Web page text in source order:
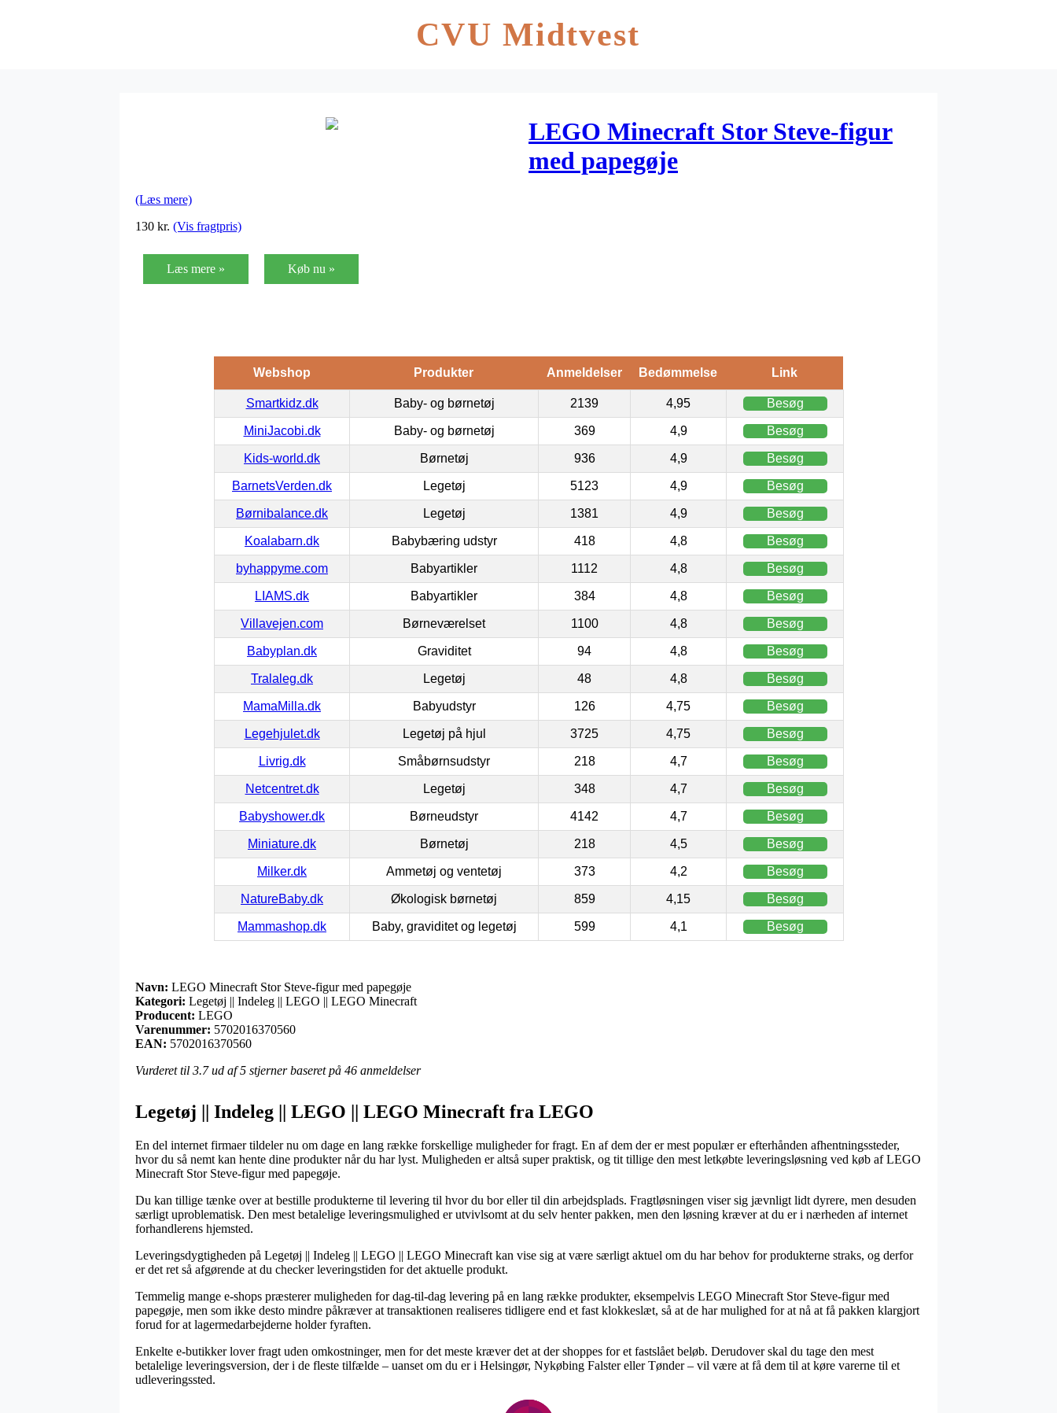
CVU Midtvest
LEGO Minecraft Stor Steve-figur
med papegøje
(Læs mere)
130 kr. (Vis fragtpris)
Læs mere » Køb nu »
Webshop Produkter Anmeldelser Bedømmelse Link
Smartkidz.dk Baby- og børnetøj 2139 4,95 Besøg
MiniJacobi.dk Baby- og børnetøj 369 4,9 Besøg
Kids-world.dk Børnetøj 936 4,9 Besøg
BarnetsVerden.dk Legetøj 5123 4,9 Besøg
Børnibalance.dk Legetøj 1381 4,9 Besøg
Koalabarn.dk Babybæring udstyr 418 4,8 Besøg
byhappyme.com Babyartikler 1112 4,8 Besøg
LIAMS.dk Babyartikler 384 4,8 Besøg
Villavejen.com Børneværelset 1100 4,8 Besøg
Babyplan.dk Graviditet 94 4,8 Besøg
Tralaleg.dk Legetøj 48 4,8 Besøg
MamaMilla.dk Babyudstyr 126 4,75 Besøg
Legehjulet.dk Legetøj på hjul 3725 4,75 Besøg
Livrig.dk Småbørnsudstyr 218 4,7 Besøg
Netcentret.dk Legetøj 348 4,7 Besøg
Babyshower.dk Børneudstyr 4142 4,7 Besøg
Miniature.dk Børnetøj 218 4,5 Besøg
Milker.dk Ammetøj og ventetøj 373 4,2 Besøg
NatureBaby.dk Økologisk børnetøj 859 4,15 Besøg
Mammashop.dk Baby, graviditet og legetøj 599 4,1 Besøg
Navn: LEGO Minecraft Stor Steve-figur med papegøje
Kategori: Legetøj || Indeleg || LEGO || LEGO Minecraft
Producent: LEGO
Varenummer: 5702016370560
EAN: 5702016370560
Vurderet til 3.7ud af 5 stjerner baseret på 46 anmeldelser
Legetøj || Indeleg || LEGO || LEGO Minecraft fra LEGO
En del internet firmaer tildeler nu om dage en lang række forskellige muligheder for fragt. En af dem der er mest populær er efterhånden afhentningssteder,
hvor du så nemt kan hente dine produkter når du har lyst. Muligheden er altså super praktisk, og tit tillige den mest letkøbte leveringsløsning ved køb af LEGO
Minecraft Stor Steve-figur med papegøje.
Du kan tillige tænke over at bestille produkterne til levering til hvor du bor eller til din arbejdsplads. Fragtløsningen viser sig jævnligt lidt dyrere, men desuden
særligt uproblematisk. Den mest betalelige leveringsmulighed er utvivlsomt at du selv henter pakken, men den løsning kræver at du er i nærheden af internet
forhandlerens hjemsted.
Leveringsdygtigheden på Legetøj || Indeleg || LEGO || LEGO Minecraft kan vise sig at være særligt aktuel om du har behov for produkterne straks, og derfor
er det ret så afgørende at du checker leveringstiden for det aktuelle produkt.
Temmelig mange e-shops præsterer muligheden for dag-til-dag levering på en lang række produkter, eksempelvis LEGO Minecraft Stor Steve-figur med
papegøje, men som ikke desto mindre påkræver at transaktionen realiseres tidligere end et fast klokkeslæt, så at de har mulighed for at nå at få pakken klargjort
forud for at lagermedarbejderne holder fyraften.
Enkelte e-butikker lover fragt uden omkostninger, men for det meste kræver det at der shoppes for et fastslået beløb. Derudover skal du tage den mest
betalelige leveringsversion, der i de fleste tilfælde – uanset om du er i Helsingør, Nykøbing Falster eller Tønder – vil være at få dem til at køre varerne til et
udleveringssted.